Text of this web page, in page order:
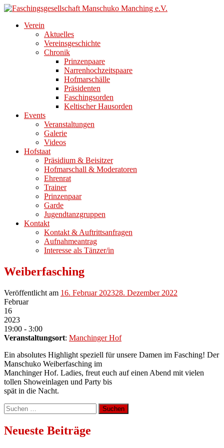
Direkt
Inhalt
Verein
Aktuelles
Vereinsgeschichte
Chronik
Prinzenpaare
Narrenhochzeitspaare
Hofmarschälle
Präsidenten
Faschingsorden
Keltischer Hausorden
Events
Veranstaltungen
Galerie
Videos
Hofstaat
Präsidium & Beisitzer
Hofmarschall & Moderatoren
Ehrenrat
Trainer
Prinzenpaar
Garde
Jugendtanzgruppen
Kontakt
Kontakt & Auftrittsanfragen
Aufnahmeantrag
Interesse als Tänzer/in
Weiberfasching
Veröffentlicht am 16. Februar 202328. Dezember 2022
Februar
16
2023
19:00 - 3:00
Veranstaltungsort: Manchinger Hof
Ein absolutes Highlight speziell für unsere Damen im Fasching! Der
Manschuko Weiberfasching im
Manchinger Hof. Ladies, freut euch auf einen Abend mit vielen
tollen Showeinlagen und Party bis
spät in die Nacht.
Suchen
nach:
Neueste Beiträge